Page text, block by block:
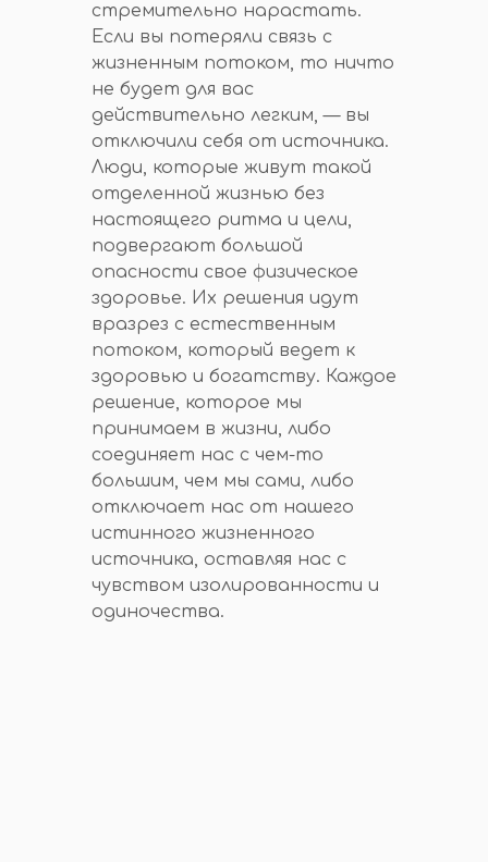
стремительно нарастать.
Если вы потеряли связь с
жизненным потоком, то ничто
не будет для вас
действительно легким, — вы
отключили себя от источника.
Люди, которые живут такой
отделенной жизнью без
настоящего ритма и цели,
подвергают большой
опасности свое физическое
здоровье. Их решения идут
вразрез с естественным
потоком, который ведет к
здоровью и богатству. Каждое
решение, которое мы
принимаем в жизни, либо
соединяет нас с чем-то
большим, чем мы сами, либо
отключает нас от нашего
истинного жизненного
источника, оставляя нас с
чувством изолированности и
одиночества.